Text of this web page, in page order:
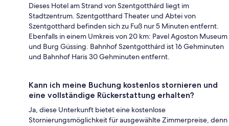
Dieses Hotel am Strand von Szentgotthárd liegt im
Stadtzentrum. Szentgotthard Theater und Abtei von
Szentgotthard befinden sich zu Fuß nur 5 Minuten entfernt.
Ebenfalls in einem Umkreis von 20 km: Pavel Agoston Museum
und Burg Güssing. Bahnhof Szentgotthárd ist 16 Gehminuten
und Bahnhof Haris 30 Gehminuten entfernt.
Kann ich meine Buchung kostenlos stornieren und
eine vollständige Rückerstattung erhalten?
Ja, diese Unterkunft bietet eine kostenlose
Stornierungsmöglichkeit für ausgewählte Zimmerpreise, denn